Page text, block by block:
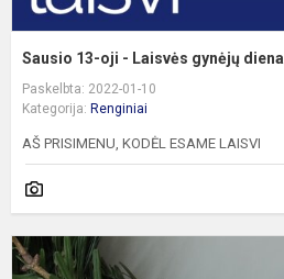
Sausio 13-oji - Laisvės gynėjų diena
Paskelbta: 2022-01-10
Kategorija: Renginiai
AŠ PRISIMENU, KODĖL ESAME LAISVI